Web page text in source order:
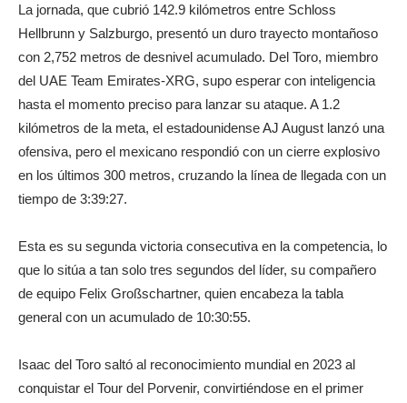
La jornada, que cubrió 142.9 kilómetros entre Schloss
Hellbrunn y Salzburgo, presentó un duro trayecto montañoso
con 2,752 metros de desnivel acumulado. Del Toro, miembro
del UAE Team Emirates-XRG, supo esperar con inteligencia
hasta el momento preciso para lanzar su ataque. A 1.2
kilómetros de la meta, el estadounidense AJ August lanzó una
ofensiva, pero el mexicano respondió con un cierre explosivo
en los últimos 300 metros, cruzando la línea de llegada con un
tiempo de 3:39:27.
Esta es su segunda victoria consecutiva en la competencia, lo
que lo sitúa a tan solo tres segundos del líder, su compañero
de equipo Felix Großschartner, quien encabeza la tabla
general con un acumulado de 10:30:55.
Isaac del Toro saltó al reconocimiento mundial en 2023 al
conquistar el Tour del Porvenir, convirtiéndose en el primer